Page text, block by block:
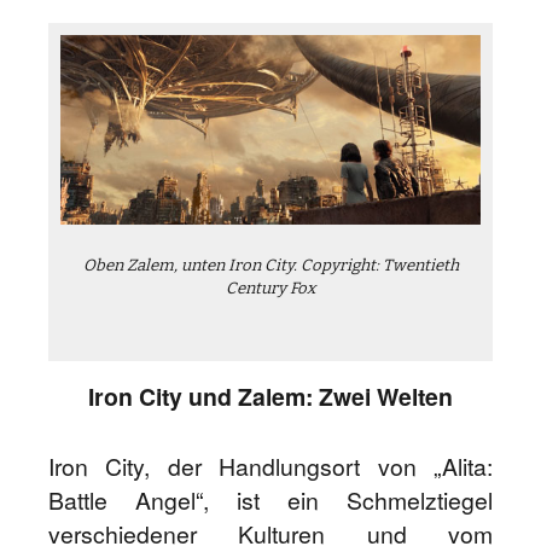
Oben Zalem, unten Iron City. Copyright: Twentieth
Century Fox
Iron City und Zalem: Zwei Welten
Iron City, der Handlungsort von „Alita:
Battle Angel“, ist ein Schmelztiegel
verschiedener Kulturen und vom